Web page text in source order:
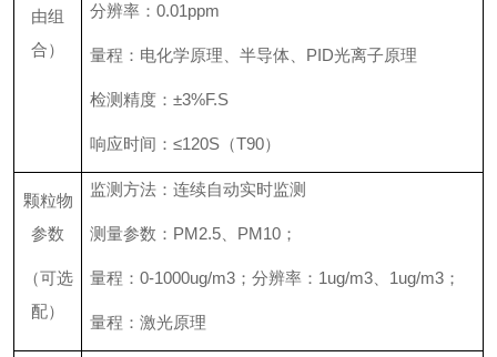
由组
合）
分辨率：0.01ppm
量程：电化学原理、半导体、PID光离子原理
检测精度：±3%F.S
响应时间：≤120S（T90）
颗粒物
参数
（可选
配）
监测方法：连续自动实时监测
测量参数：PM2.5、PM10；
量程 ：0-1000ug/m3；分辨率：1ug/m3、1ug/m3；
量程：激光原理